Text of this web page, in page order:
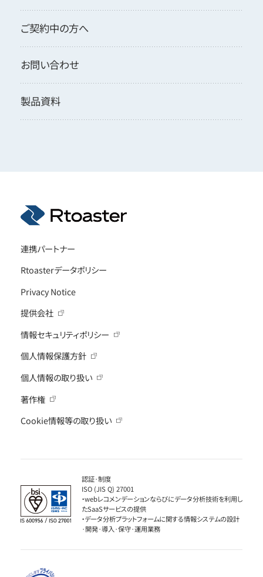
ご契約中の方へ
お問い合わせ
製品資料
連携パートナー
Rtoasterデータポリシー
Privacy Notice
提供会社
情報セキュリティポリシー
個人情報保護方針
個人情報の取り扱い
著作権
Cookie情報等の取り扱い
認証·制度
ISO (JIS Q) 27001
・webレコメンデーションならびにデータ分析技術を利用し
たSaaSサービスの提供
・データ分析プラットフォームに関する情報システムの設計
·開発·導入·保守·運用業務